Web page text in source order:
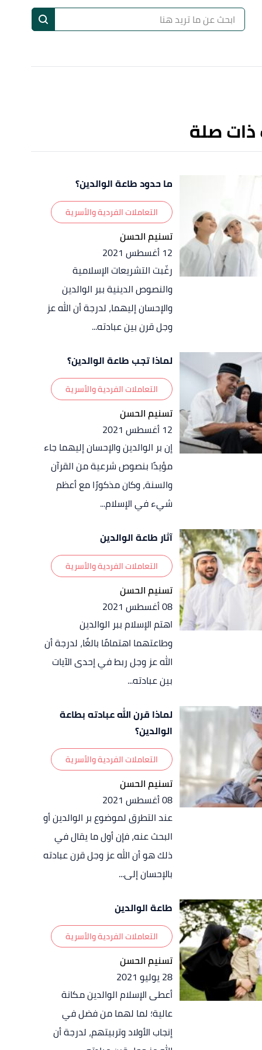
ذات صلة
ما حدود طاعة الوالدين؟
التعاملات الفردية والأسرية
تسنيم الحسن
12 أغسطس 2021
رغّبت التشريعات الإسلامية
والنصوص الدينية ببر الوالدين
والإحسان إليهما، لدرجة أن الله عز
وجل قرن بين عبادته...
لماذا تجب طاعة الوالدين؟
التعاملات الفردية والأسرية
تسنيم الحسن
12 أغسطس 2021
إن بر الوالدين والإحسان إليهما جاء
مؤيدًا بنصوص شرعية من القرآن
والسنة، وكان مذكورًا مع أعظم
شيء في الإسلام...
آثار طاعة الوالدين
التعاملات الفردية والأسرية
تسنيم الحسن
08 أغسطس 2021
اهتم الإسلام ببر الوالدين
وطاعتهما اهتمامًا بالغًا، لدرجة أن
الله عز وجل ربط في إحدى الآيات
بين عبادته...
لماذا قرن الله عبادته بطاعة
الوالدين؟
التعاملات الفردية والأسرية
تسنيم الحسن
08 أغسطس 2021
عند التطرق لموضوع بر الوالدين أو
البحث عنه، فإن أول ما يقال في
ذلك هو أن الله عز وجل قرن عبادته
بالإحسان إلى...
طاعة الوالدين
التعاملات الفردية والأسرية
تسنيم الحسن
28 يوليو 2021
أعطى الإسلام الوالدين مكانة
عالية؛ لما لهما من فضل في
إنجاب الأولاد وتربيتهم، لدرجة أن